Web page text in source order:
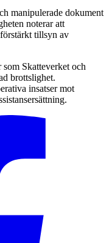
manipulerade dokument
noterar att
tillsyn av
Skatteverket och
brottslighet.
insatser mot